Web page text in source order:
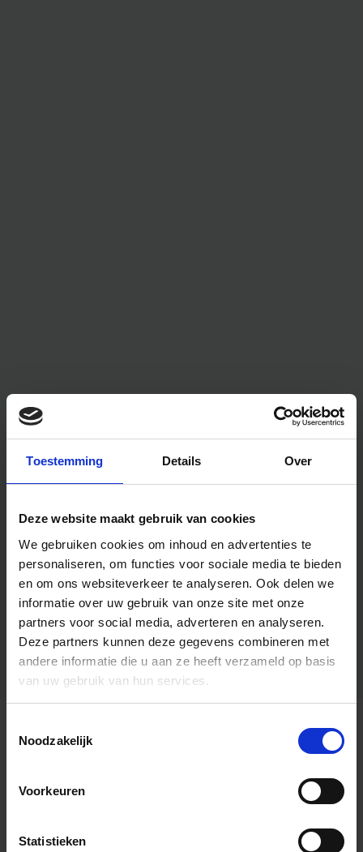
Toestemming Details Over
Deze website maakt gebruik van cookies
We gebruiken cookies om inhoud en advertenties te
personaliseren, om functies voor sociale media te bieden
en om ons websiteverkeer te analyseren. Ook delen we
informatie over uw gebruik van onze site met onze
partners voor social media, adverteren en analyseren.
Deze partners kunnen deze gegevens combineren met
andere informatie die u aan ze heeft verzameld op basis
van uw gebruik van hun services.
Noodzakelijk
Voorkeuren
Statistieken
Algemene informatie